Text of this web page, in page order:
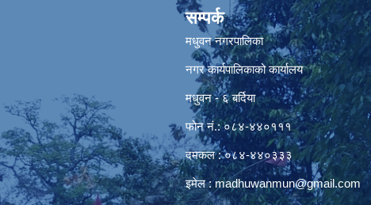
सम्पर्क
मधुवन नगरपालिका
नगर कार्यपालिकाको कार्यालय
मधुवन - ६ बर्दिया
फोन नं.: ०८४-४४०१११
दमकल : ०८४-४४०३३३
इमेल :madhuwanmun@gmail.com